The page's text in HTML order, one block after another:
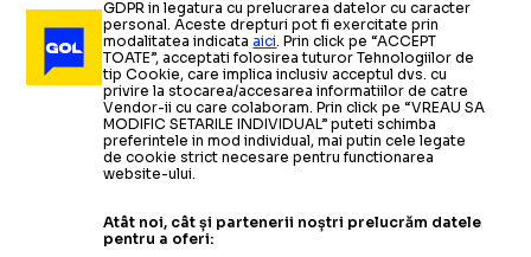
GDPR in legatura cu prelucrarea datelor cu caracter
personal. Aceste drepturi pot fi exercitate prin
modalitatea indicataaici. Prin click pe “ACCEPT
TOATE”, acceptati folosirea tuturor Tehnologiilor de
tip Cookie, care implica inclusiv acceptul dvs. cu
privire la stocarea/accesarea informatiilor de catre
Vendor-ii cu care colaboram. Prin click pe “VREAU SA
MODIFIC SETARILE INDIVIDUAL” puteti schimba
preferintele in mod individual, mai putin cele legate
de cookie strict necesare pentru functionarea
website-ului.
Atât noi, cât și partenerii noștri prelucrăm datele
pentru a oferi: